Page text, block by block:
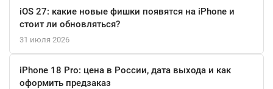
iOS 27: какие новые фишки появятся на iPhone и
стоит ли обновляться?
31 июля 2026
iPhone 18 Pro: цена в России, дата выхода и как
оформить предзаказ